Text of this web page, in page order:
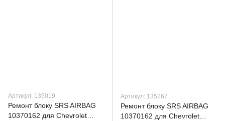
Артикул: 135019
Ремонт блоку SRS AIRBAG
10370162 для Chevrolet
Артикул: 135267
Ремонт блоку SRS AIRBAG
10370162 для Chevrolet